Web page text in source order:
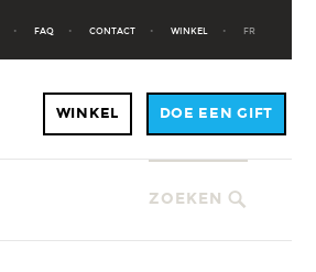
FAQ CONTACT WINKEL FR
ZOEKEN